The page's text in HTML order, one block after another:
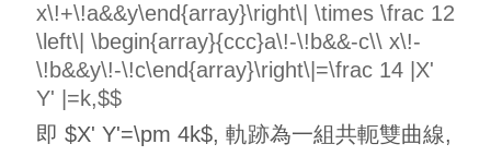
x\!+\!a&&y\end{array}\right\| \times \frac 12
\left\| \begin{array}{ccc}a\!-\!b&&-c\\ x\!-
\!b&&y\!-\!c\end{array}\right\|=\frac 14 |X'
Y' |=k,$$
即 $X' Y'=\pm 4k$, 軌跡為一組共軛雙曲線,